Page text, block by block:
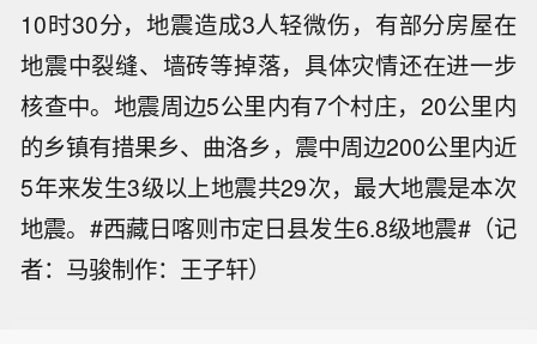
10时30分，地震造成3人轻微伤，有部分房屋在
地震中裂缝、墙砖等掉落，具体灾情还在进一步
核查中。地震周边5公里内有7个村庄，20公里内
的乡镇有措果乡、曲洛乡，震中周边200公里内近
5年来发生3级以上地震共29次，最大地震是本次
地震。#西藏日喀则市定日县发生6.8级地震#（记
者：马骏制作：王子轩）
美国财长贝森特：不存在所谓的自由贸
易，我们追求的是公平贸易。欧盟对我
方汽车征收 10% 关税，而我们对欧盟
汽车仅征收 3% 关税。这何谈公平？因
伊拉克武装部队发言人表示，沙特尚未
提供任何证据，用以佐证其关于伊拉克